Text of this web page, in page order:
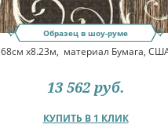
Образец в шоу-руме
68см x8.23м, материал Бумага,
КУПИТЬ В 1 КЛИК
13 562 руб.